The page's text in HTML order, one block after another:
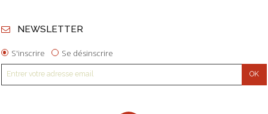
NEWSLETTER
S'inscrire Se désinscrire